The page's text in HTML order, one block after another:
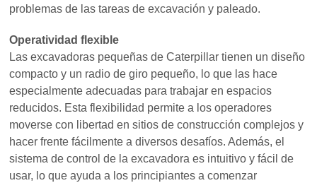
problemas de las tareas de excavación y paleado.
Operatividad flexible
Las excavadoras pequeñas de Caterpillar tienen un diseño
compacto y un radio de giro pequeño, lo que las hace
especialmente adecuadas para trabajar en espacios
reducidos. Esta flexibilidad permite a los operadores
moverse con libertad en sitios de construcción complejos y
hacer frente fácilmente a diversos desafíos. Además, el
sistema de control de la excavadora es intuitivo y fácil de
usar, lo que ayuda a los principiantes a comenzar